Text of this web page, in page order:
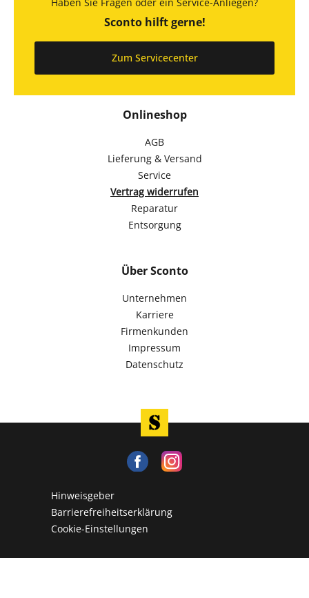
Onlineshop
AGB
Lieferung & Versand
Service
Vertrag widerrufen
Reparatur
Entsorgung
Über Sconto
Unternehmen
Karriere
Firmenkunden
Impressum
Datenschutz
Sconto hilft gerne!
Zum Servicecenter
Hinweisgeber
Barrierefreiheitserklärung
Cookie-Einstellungen